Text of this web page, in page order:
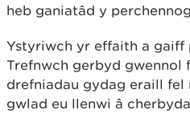
heb ganiatâd y
Ystyriwch yr effaith a gaiff
Trefnwch gerbyd gwennol
drefniadau gydag eraill
gwlad eu llenwi â